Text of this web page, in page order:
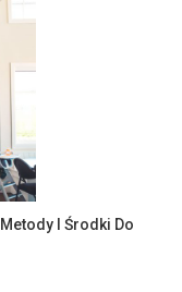
I Środki Do